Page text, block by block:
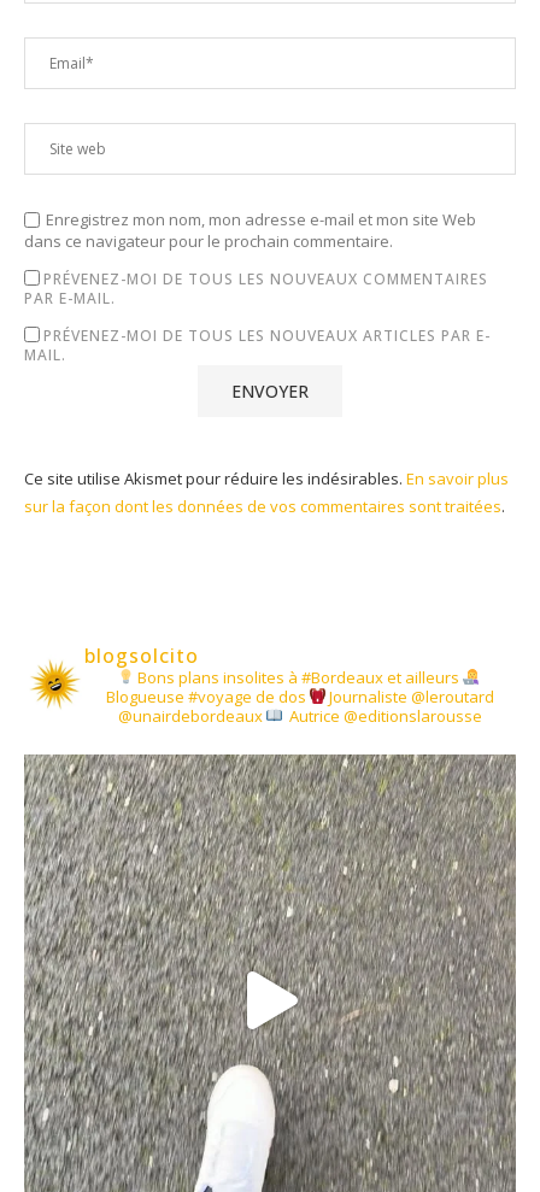
Enregistrez mon nom, mon adresse e-mail et mon site Web
dans ce navigateur pour le prochain commentaire.
PRÉVENEZ-MOI DE TOUS LES NOUVEAUX COMMENTAIRES
PAR E-MAIL.
PRÉVENEZ-MOI DE TOUS LES NOUVEAUX ARTICLES PAR E-
MAIL.
Ce site utilise Akismet pour réduire les indésirables. En savoir plus
sur la façon dont les données de vos commentaires sont traitées.
blogsolcito
Bons plans insolites à #Bordeaux et ailleurs
Blogueuse #voyage de dos
Journaliste @leroutard
@unairdebordeaux
Autrice @editionslarousse